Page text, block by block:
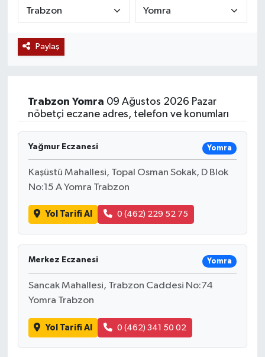
Paylaş
Trabzon Yomra 09 Ağustos 2026 Pazar
nöbetçi eczane adres, telefon ve konumları
Yağmur Eczanesi Yomra
Kaşüstü Mahallesi, Topal Osman Sokak, D Blok
No:15 A Yomra Trabzon
Yol Tarifi Al 0 (462) 229 52 75
Merkez Eczanesi Yomra
Sancak Mahallesi, Trabzon Caddesi No:74
Yomra Trabzon
Yol Tarifi Al 0 (462) 341 50 02
Siyaset
Teknoloji
Muş
Hasköy
Korkut
Malazgirt
Varto